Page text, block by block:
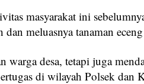
masyarakat ini
meluasnya tanaman
warga desa, tetapi juga
di wilayah Polsek dan